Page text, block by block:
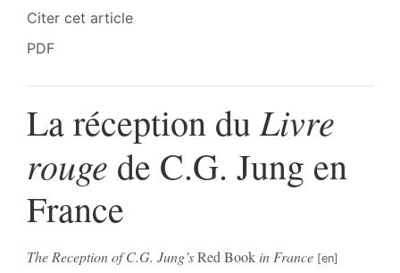
Citer cet article
PDF
La réception du Livre
rouge de C.G. Jung en
France
The Reception of C.G. Jung’sRed Book in France